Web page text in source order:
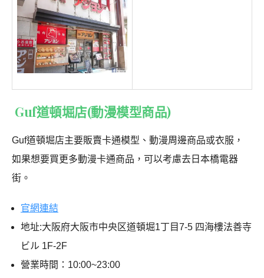
Guf道頓堀店(動漫模型商品)
Guf道頓堀店主要販賣卡通模型、動漫周邊商品或衣服，
如果想要買更多動漫卡通商品，可以考慮去日本橋電器
街。
官網連結
地址:大阪府大阪市中央区道頓堀1丁目7-5 四海樓法善寺
ビル 1F-2F
營業時間：10:00~23:00